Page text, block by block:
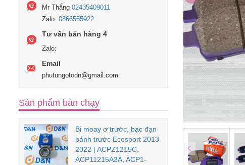
Mr Thắng 02435409011
Zalo: 0866555922
Tư vấn bán hàng 4
Zalo:
Email
phutungotodn@gmail.com
Sản phẩm bán chạy
Bi moay ơ trước, bạc đạn
bánh trước Ecosport 2013-
2022 | ACPZ1215C,
ACP11215A3A, ACP1-